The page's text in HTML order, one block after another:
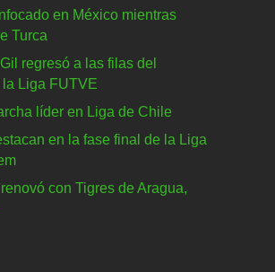
en México mientras
Turca
regresó a las filas del
Liga FUTVE
líder en Liga de Chile
en la fase final de la Liga
con Tigres de Aragua,